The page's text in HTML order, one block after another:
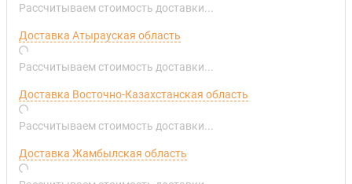
Рассчитываем стоимость доставки...
Доставка Атырауская область
Рассчитываем стоимость доставки...
Доставка Восточно-Казахстанская область
Рассчитываем стоимость доставки...
Доставка Жамбылская область